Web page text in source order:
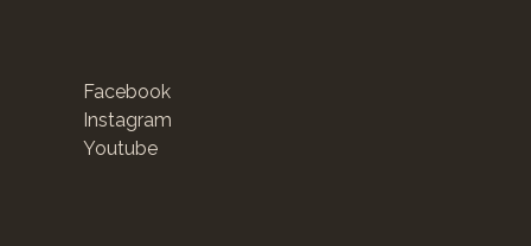
Facebook
Instagram
Youtube